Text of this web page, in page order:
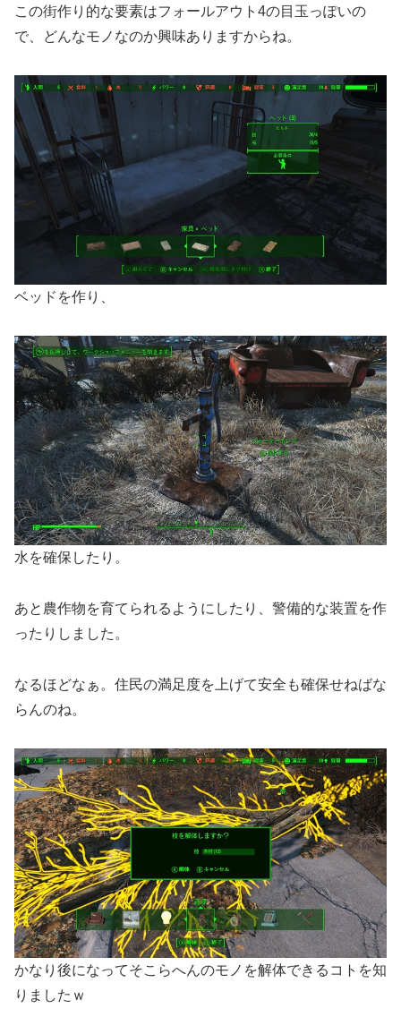
この街作り的な要素はフォールアウト4の目玉っぽいの
で、どんなモノなのか興味ありますからね。
ベッドを作り、
水を確保したり。
あと農作物を育てられるようにしたり、警備的な装置を作
ったりしました。
なるほどなぁ。住民の満足度を上げて安全も確保せねばな
らんのね。
かなり後になってそこらへんのモノを解体できるコトを知
りましたｗ